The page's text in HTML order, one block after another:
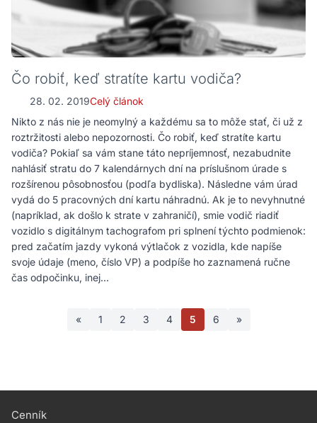
Čo robiť, keď stratíte kartu vodiča?
28. 02. 2019Celý článok
Nikto z nás nie je neomylný a každému sa to môže stať, či už z
roztržitosti alebo nepozornosti. Čo robiť, keď stratíte kartu
vodiča? Pokiaľ sa vám stane táto nepríjemnosť, nezabudnite
nahlásiť stratu do 7 kalendárnych dní na príslušnom úrade s
rozšírenou pôsobnosťou (podľa bydliska). Následne vám úrad
vydá do 5 pracovných dní kartu náhradnú. Ak je to nevyhnutné
(napríklad, ak došlo k strate v zahraničí), smie vodič riadiť
vozidlo s digitálnym tachografom pri splnení týchto podmienok:
pred začatím jazdy vykoná výtlačok z vozidla, kde napíše
svoje údaje (meno, číslo VP) a podpíše ho zaznamená ručne
čas odpočinku, inej...
« 1 2 3 4 5 6 »
Cenník